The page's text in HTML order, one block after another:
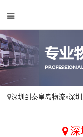
深圳到秦皇岛物流»深
深